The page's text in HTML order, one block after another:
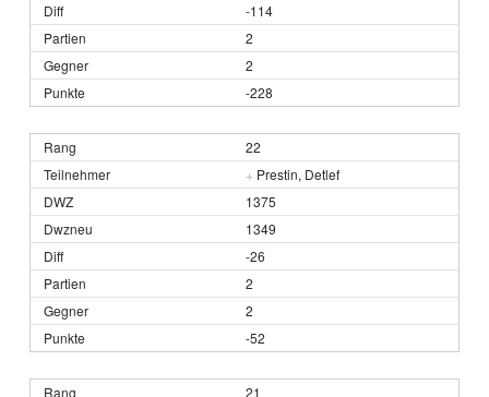
-114
2
2
-228
22
+ Prestin, Detlef
1375
1349
-26
2
2
-52
21